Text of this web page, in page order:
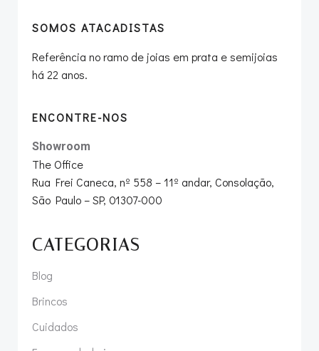
SOMOS ATACADISTAS
Referência no ramo de joias em prata e semijoias
há 22 anos.
ENCONTRE-NOS
Showroom
The Office
Rua Frei Caneca, nº 558 – 11º andar, Consolação,
São Paulo – SP, 01307-000
CATEGORIAS
Blog
Brincos
Cuidados